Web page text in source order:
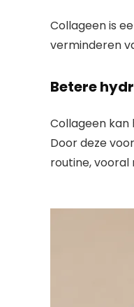
Collageen is
verminderen
Betere
Collageen kan
Door deze
routine,